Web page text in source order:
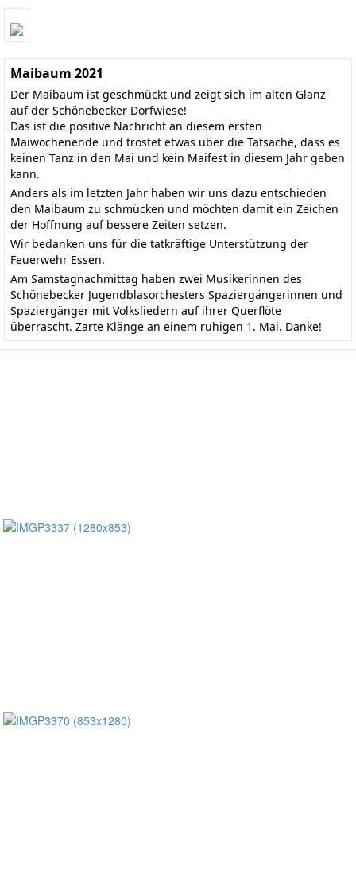
Maibaum 2021
Der Maibaum ist geschmückt und zeigt sich im alten Glanz
auf der Schönebecker Dorfwiese!
Das ist die positive Nachricht an diesem ersten
Maiwochenende und tröstet etwas über die Tatsache, dass es
keinen Tanz in den Mai und kein Maifest in diesem Jahr geben
kann.
Anders als im letzten Jahr haben wir uns dazu entschieden
den Maibaum zu schmücken und möchten damit ein Zeichen
der Hoffnung auf bessere Zeiten setzen.
Wir bedanken uns für die tatkräftige Unterstützung der
Feuerwehr Essen.
Am Samstagnachmittag haben zwei Musikerinnen des
Schönebecker Jugendblasorchesters Spaziergängerinnen und
Spaziergänger mit Volksliedern auf ihrer Querflöte
überrascht. Zarte Klänge an einem ruhigen 1. Mai. Danke!